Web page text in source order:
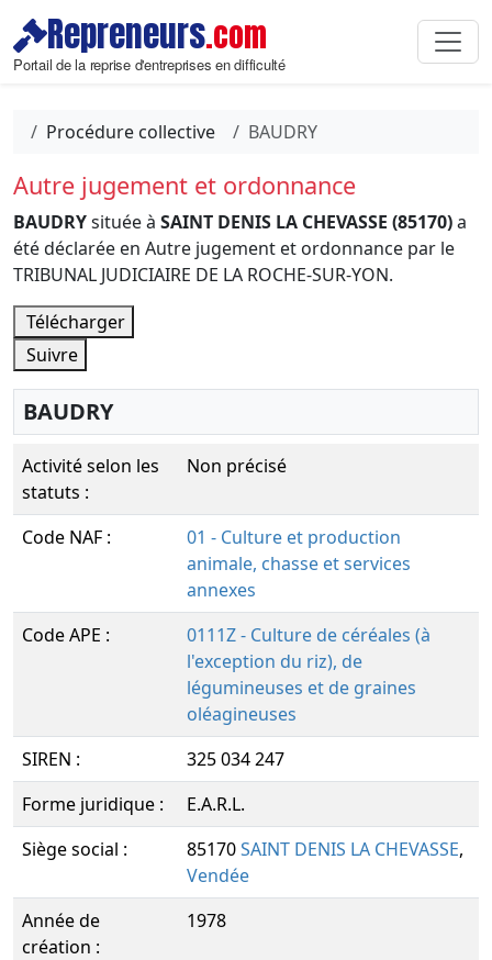
Repreneurs.com
Portail de la reprise d'entreprises en difficulté
Procédure collective BAUDRY
Autre jugement et ordonnance
BAUDRYsituée à SAINT DENIS LA CHEVASSE (85170)a
été déclarée en Autre jugement et ordonnance par le
TRIBUNAL JUDICIAIRE DE LA ROCHE-SUR-YON.
Télécharger
Suivre
BAUDRY
Activité selon les
statuts :
Non précisé
Code NAF :
01 - Culture et production
animale, chasse et services
annexes
Code APE :
0111Z - Culture de céréales (à
l'exception du riz), de
légumineuses et de graines
oléagineuses
SIREN :
325 034 247
Forme juridique :
E.A.R.L.
Siège social :
85170SAINT DENIS LA CHEVASSE,
Vendée
Année de
création :
1978